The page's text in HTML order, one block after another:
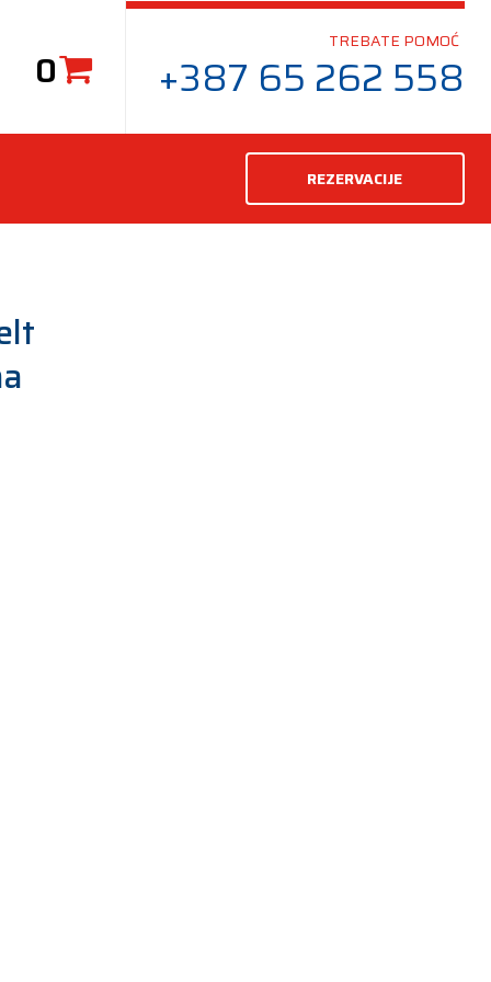
0
TREBATE POMOĆ
+387 65 262 558
REZERVACIJE